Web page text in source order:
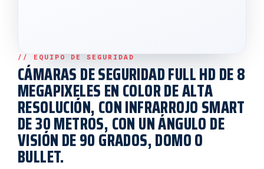
CÁMARAS DE SEGURIDAD FULL HD DE 8
MEGAPIXELES EN COLOR DE ALTA
RESOLUCIÓN, CON INFRARROJO SMART
DE 30 METROS, CON UN ÁNGULO DE
VISIÓN DE 90 GRADOS, DOMO O
BULLET.